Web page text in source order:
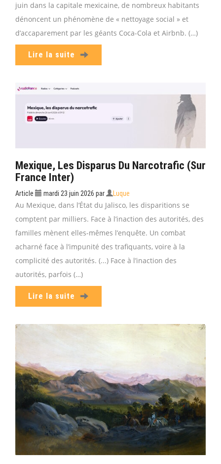
juin dans la capitale mexicaine, de nombreux habitants
dénoncent un phénomène de « nettoyage social » et
d’accaparement par les géants Coca-Cola et Airbnb. (…)
Lire la suite
Mexique, Les Disparus Du Narcotrafic (sur
France Inter)
Article mardi 23 juin 2026 par Luque
Au Mexique, dans l’État du Jalisco, les disparitions se
comptent par milliers. Face à l’inaction des autorités, des
familles mènent elles-mêmes l’enquête. Un combat
acharné face à l’impunité des trafiquants, voire à la
complicité des autorités. (...) Face à l’inaction des
autorités, parfois (…)
Lire la suite